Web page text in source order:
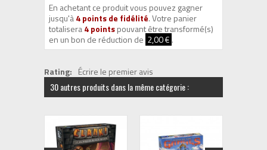
En achetant ce produit vous pouvez gagner
jusqu'à4points de fidélité. Votre panier
totalisera4pointspouvant être transformé(s)
en un bon de réduction de 2,00 € .
Rating: Écrire le premier avis
30 autres produits dans la même catégorie :